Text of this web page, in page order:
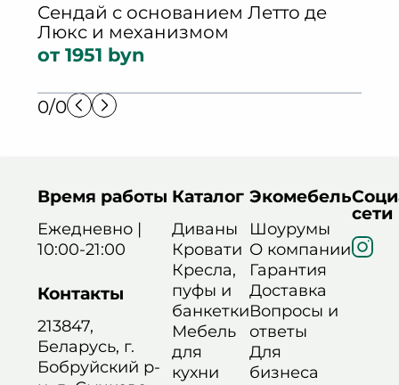
Сендай с основанием Летто де
Люкс и механизмом
от 1951 byn
0/0
Время работы
Ежедневно |
10:00-21:00
Контакты
213847,
Беларусь, г.
Бобруйский р-
Каталог
Диваны
Кровати
Кресла,
пуфы и
банкетки
Мебель
для
кухни
Экомебель
Шоурумы
О компании
Гарантия
Доставка
Вопросы и
ответы
Для
бизнеса
сети